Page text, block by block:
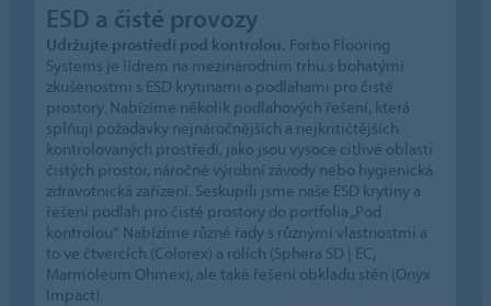
ESD a čisté provozy
Udržujte prostředí pod kontrolou. Forbo Flooring
Systems je lídrem na mezinárodním trhu s bohatými
zkušenostmi s ESD krytinami a podlahami pro čisté
prostory. Nabízíme několik podlahových řešení, která
splňují požadavky nejnáročnějších a nejkritičtějších
kontrolovaných prostředí, jako jsou vysoce citlivé oblasti
čistých prostor, náročné výrobní závody nebo hygienická
zdravotnická zařízení. Seskupili jsme naše ESD krytiny a
řešení podlah pro čisté prostory do portfolia „Pod
kontrolou“. Nabízíme různé řady s různými vlastnostmi a
to ve čtvercích (Colorex) a rolích (Sphera SD | EC,
Marmoleum Ohmex), ale také řešení obkladu stěn (Onyx
Impact).